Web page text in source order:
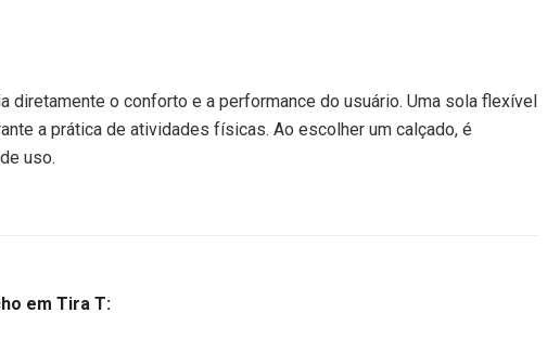
o conforto e a performance do usuário. Uma sola flexível
a prática de atividades físicas. Ao escolher um calçado, é
uso.
em Tira T: